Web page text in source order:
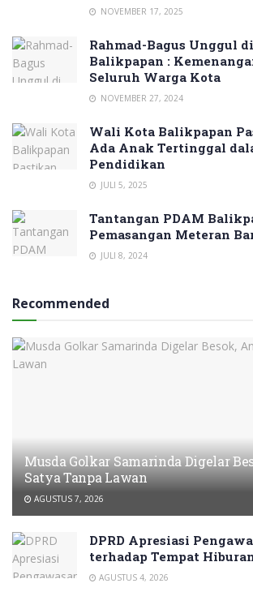
NOVEMBER 17, 2025
Rahmad-Bagus Unggul
Balikpapan :
Seluruh Warga Kota
NOVEMBER 27, 2024
Wali Kota Balikpapan
Ada Anak Tertinggal
Pendidikan
JULI 5, 2025
Tantangan PDAM
Pemasangan Meteran
JULI 8, 2024
Recommended
Musda Golkar Samarinda Digelar
Satya Tanpa Lawan
AGUSTUS 7, 2026
DPRD Apresiasi
terhadap Tempat
AGUSTUS 4, 2026